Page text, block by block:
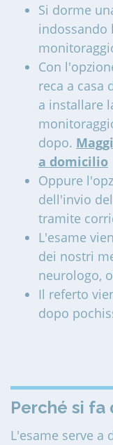
Si dorme
indossando
Con
reca a casa
a installare
dopo.
a domicilio
Oppure
dell'invio
tramite
L'esame
dei nostri
neurologo,
Il referto
dopo
Perché si fa
L'esame serve a